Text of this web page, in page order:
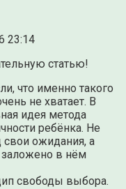
23:14
статью!
что именно такого
не хватает. В
идея метода
ребёнка. Не
свои ожидания, а
заложено в нём
свободы выбора.